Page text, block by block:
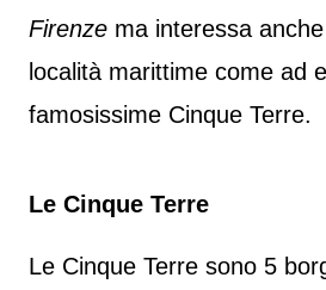
Firenzema interessa
località marittime come ad
famosissime Cinque Terre.
Le Cinque Terre
Le Cinque Terre sono 5